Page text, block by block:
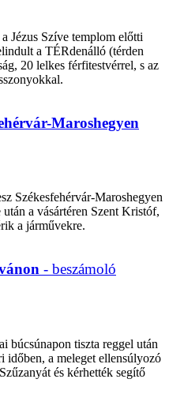
Jézus Szíve templom előtti
a TÉRdenálló (térden
20 lelkes férfitestvérrel, s az
Maroshegyen
Székesfehérvár-Maroshegyen
a vásártéren Szent Kristóf,
a járművekre.
- beszámoló
búcsúnapon tiszta reggel után
időben, a meleget ellensúlyozó
és kérhették segítő